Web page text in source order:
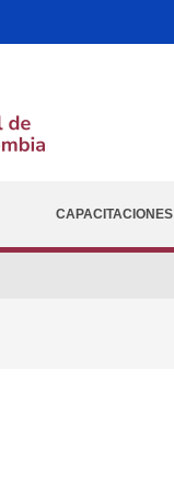
CAPACITACIONES